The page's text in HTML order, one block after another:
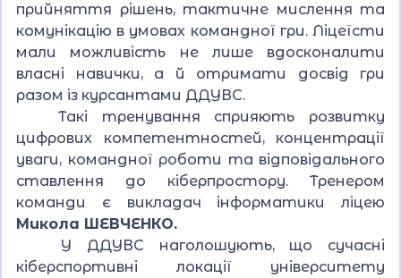
прийняття рішень, тактичне мислення та
комунікацію в умовах командної гри. Ліцеїсти
мали можливість не лише вдосконалити
власні навички, а й отримати досвід гри
разом із курсантами ДДУВС.
Такі тренування сприяють розвитку
цифрових компетентностей, концентрації
уваги, командної роботи та відповідального
ставлення до кіберпростору. Тренером
команди є викладач інформатики ліцею
Микола ШЕВЧЕНКО.
У ДДУВС наголошують, що сучасні
кіберспортивні локації університету